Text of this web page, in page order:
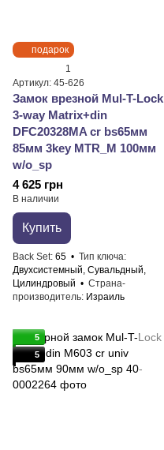
подарок
1
Артикул: 45-626
Замок врезной Mul-T-Lock
3-way Matrix+din
DFC20328MA cr bs65мм
85мм 3key MTR_M 100мм
w/o_sp
4 625 грн
В наличии
Купить
Back Set 65
Тип ключа
Двухсистемный, Сувальдный,
Цилиндровый
Страна-
производитель Израиль
5
5